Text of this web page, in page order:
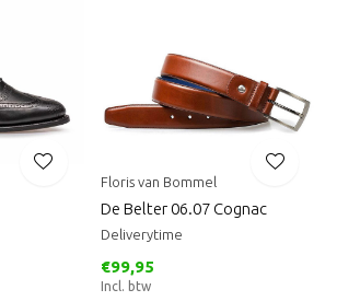
Floris van Bommel
De Belter 06.07 Cognac
Deliverytime
€99,95
Incl. btw